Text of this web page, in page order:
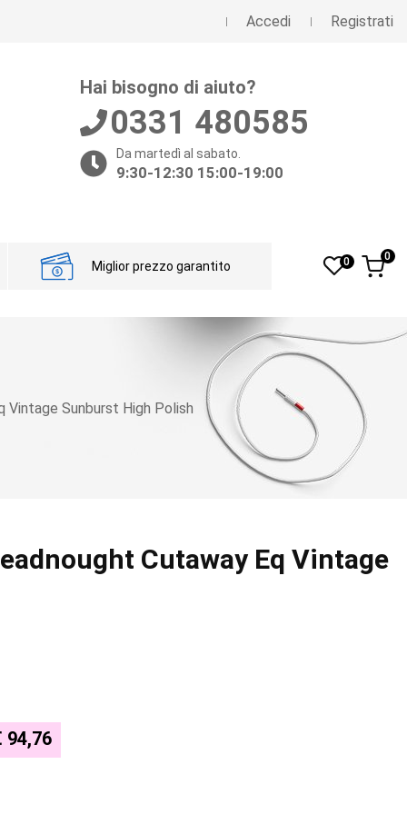
Accedi Registrati
Hai bisogno di aiuto?
0331 480585
Da martedì al sabato.
9:30-12:30 15:00-19:00
Miglior prezzo garantito 0 0
Vintage Sunburst High Polish
Cutaway Eq Vintage
94,76